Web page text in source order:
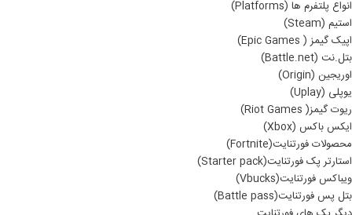
انواع پلتفرم ها (Platforms)
استیم (Steam)
اپیک گیمز ( Epic Games)
بتل.نت (Battle.net)
اوریجین (Origin)
یوپلی (Uplay)
ریوت گیمز( Riot Games)
ایکس باکس (Xbox)
محصولات فورتنایت(Fortnite)
استارتر پک فورتنایت(Starter pack)
ویباکس فورتنایت(Vbucks)
بتل پس فورتنایت(Battle pass)